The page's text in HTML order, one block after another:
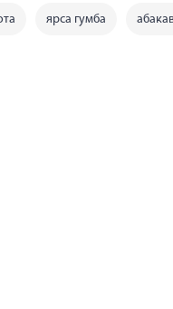
ярса гумба